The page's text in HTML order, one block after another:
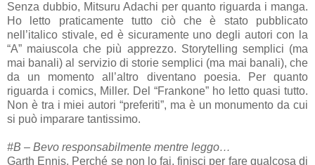
Senza dubbio, Mitsuru Adachi per quanto riguarda i manga.
Ho letto praticamente tutto ciò che è stato pubblicato
nell’italico stivale, ed è sicuramente uno degli autori con la
“A” maiuscola che più apprezzo. Storytelling semplici (ma
mai banali) al servizio di storie semplici (ma mai banali), che
da un momento all’altro diventano poesia. Per quanto
riguarda i comics, Miller. Del “Frankone” ho letto quasi tutto.
Non è tra i miei autori “preferiti”, ma è un monumento da cui
si può imparare tantissimo.
#B – Bevo responsabilmente mentre leggo…
Garth Ennis. Perché se non lo fai, finisci per fare qualcosa di